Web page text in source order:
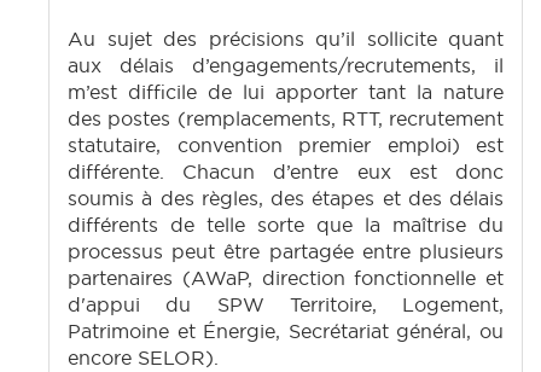
Au sujet des précisions qu’il sollicite quant
aux délais d’engagements/recrutements, il
m’est difficile de lui apporter tant la nature
des postes (remplacements, RTT, recrutement
statutaire, convention premier emploi) est
différente. Chacun d’entre eux est donc
soumis à des règles, des étapes et des délais
différents de telle sorte que la maîtrise du
processus peut être partagée entre plusieurs
partenaires (AWaP, direction fonctionnelle et
d'appui du SPW Territoire, Logement,
Patrimoine et Énergie, Secrétariat général, ou
encore SELOR).